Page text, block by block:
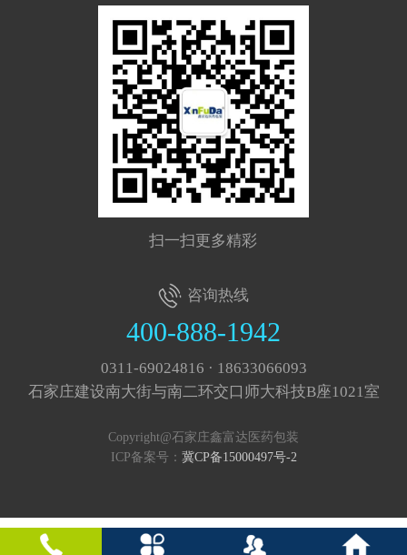
扫一扫更多精彩
咨询热线
400-888-1942
0311-69024816 · 18633066093
石家庄建设南大街与南二环交口师大科技B座1021室
Copyright@石家庄鑫富达医药包装
ICP备案号： 冀CP备15000497号-2